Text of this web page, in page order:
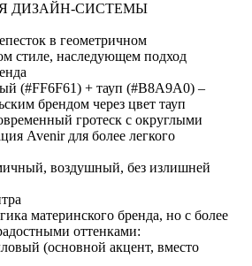
ДИЗАЙН-СИСТЕМЫ
в геометричном
стиле, наследующем подход
(#FF6F61) + тауп (#B8A9A0) –
брендом через цвет тауп
гротеск с округлыми
Avenir для более легкого
воздушный, без излишней
материнского бренда, но с более
оттенками:
(основной акцент, вместо